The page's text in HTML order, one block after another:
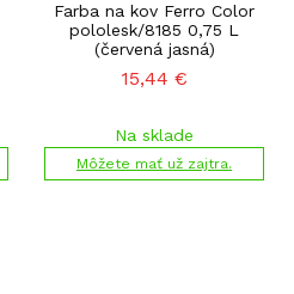
Farba na kov Ferro Color
pololesk/8185 0,75 L
(červená jasná)
15,44 €
Na sklade
Môžete mať už zajtra.